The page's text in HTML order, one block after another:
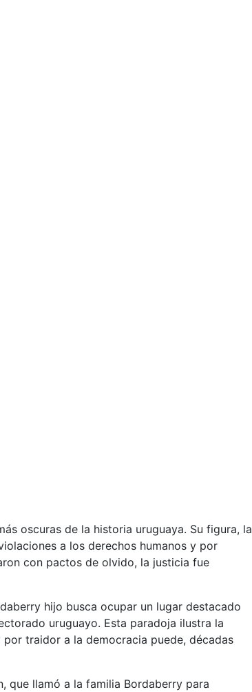
oscuras de la historia uruguaya. Su figura, la
a los derechos humanos y por
con pactos de olvido, la justicia fue
hijo busca ocupar un lugar destacado
uruguayo. Esta paradoja ilustra la
traidor a la democracia puede, décadas
que llamó a la familia Bordaberry para